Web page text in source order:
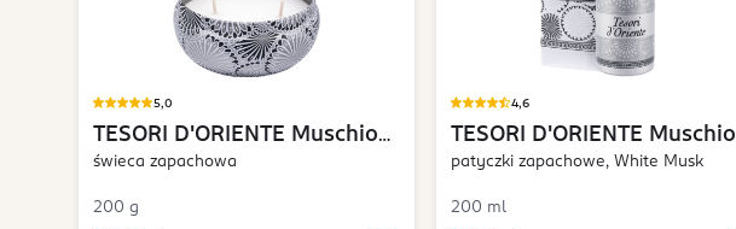
5,0
TESORI D'ORIENTE Muschio
Bianco
świeca zapachowa
200 g
4,6
TESORI D'ORIENTE Muschio
Bianco
patyczki zapachowe, White Musk
200 ml